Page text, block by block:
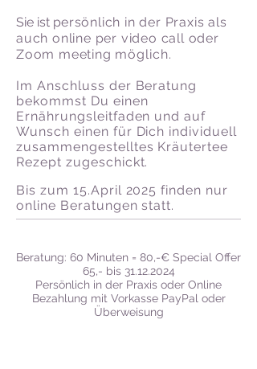
Sie ist persönlich in der Praxis als
auch online per video call oder
Zoom meeting möglich.
Im Anschluss der Beratung
bekommst Du einen
Ernährungsleitfaden und auf
Wunsch einen für Dich individuell
zusammengestelltes Kräutertee
Rezept zugeschickt.
Bis zum 15.April 2025 finden nur
online Beratungen statt.
Beratung: 60 Minuten = 80,-€ Special Offer
65,- bis 31.12.2024
Persönlich in der Praxis oder Online
Bezahlung mit Vorkasse PayPal oder
Überweisung